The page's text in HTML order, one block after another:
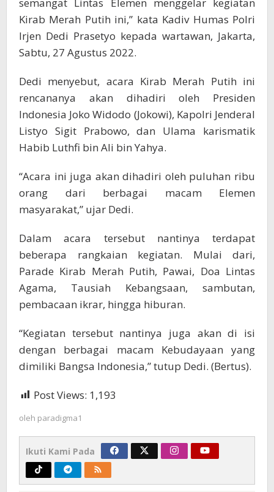
Kirab Merah Putih ini,” kata Kadiv Humas Polri
Irjen Dedi Prasetyo kepada wartawan, Jakarta,
Sabtu, 27 Agustus 2022.
Dedi menyebut, acara Kirab Merah Putih ini
rencananya akan dihadiri oleh Presiden
Indonesia Joko Widodo (Jokowi), Kapolri Jenderal
Listyo Sigit Prabowo, dan Ulama karismatik
Habib Luthfi bin Ali bin Yahya.
“Acara ini juga akan dihadiri oleh puluhan ribu
orang dari berbagai macam Elemen
masyarakat,” ujar Dedi.
Dalam acara tersebut nantinya terdapat
beberapa rangkaian kegiatan. Mulai dari,
Parade Kirab Merah Putih, Pawai, Doa Lintas
Agama, Tausiah Kebangsaan, sambutan,
pembacaan ikrar, hingga hiburan.
“Kegiatan tersebut nantinya juga akan di isi
dengan berbagai macam Kebudayaan yang
dimiliki Bangsa Indonesia,” tutup Dedi. (Bertus).
Post Views: 1,193
oleh paradigma1
Ikuti Kami Pada